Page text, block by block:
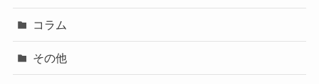
コラム
その他